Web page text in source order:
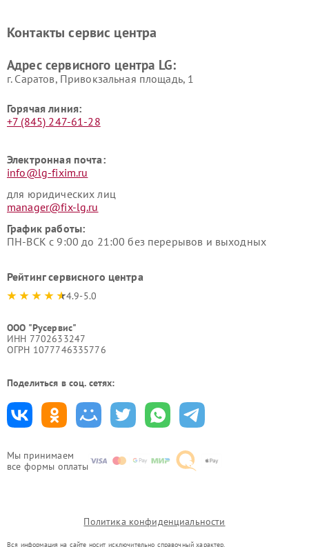
Мы принимаем
все формы оплаты
Ремонт морозильных камер
Ремонт вертикальных
Контакты сервис центра
Адрес сервисного центра LG:
г. Саратов, Привокзальная площадь, 1
Горячая линия:
+7 (845) 247-61-28
Электронная почта:
info@lg-fixim.ru
для юридических лиц
manager@fix-lg.ru
График работы:
ПН-ВСК с 9:00 до 21:00 без перерывов и выходных
Рейтинг сервисного центра
4.9-5.0
ООО "Русервис"
ИНН 7702633247
ОГРН 1077746335776
Поделиться в соц. сетях:
Политика конфиденциальности
Вся информация на сайте носит исключительно справочный характер.